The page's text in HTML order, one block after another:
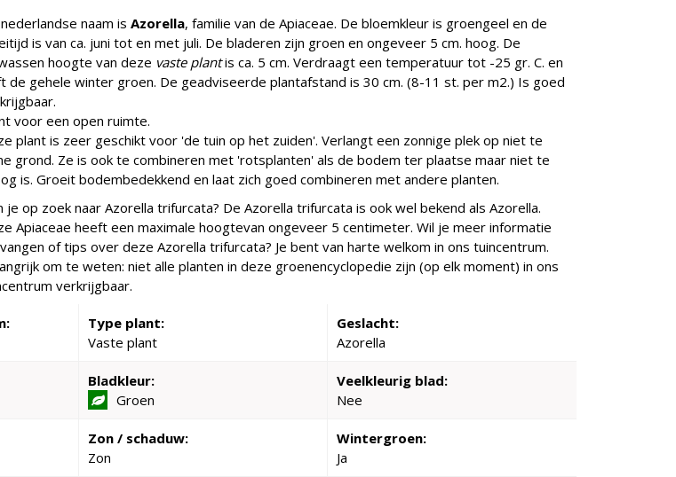
naam is Azorella, familie van de Apiaceae. De bloemkleur is groengeel en de
is van ca. juni tot en met juli. De bladeren zijn groen en ongeveer 5 cm. hoog. De
hoogte van deze vaste plantis ca. 5 cm. Verdraagt een temperatuur tot -25 gr. C. en
de gehele winter groen. De geadviseerde plantafstand is 30 cm. (8-11 st. per m2.) Is goed
voor een open ruimte.
plant is zeer geschikt voor 'de tuin op het zuiden'. Verlangt een zonnige plek op niet te
grond. Ze is ook te combineren met 'rotsplanten' als de bodem ter plaatse maar niet te
is. Groeit bodembedekkend en laat zich goed combineren met andere planten.
je op zoek naar Azorella trifurcata? De Azorella trifurcata is ook wel bekend als Azorella.
Apiaceae heeft een maximale hoogtevan ongeveer 5 centimeter. Wil je meer informatie
of tips over deze Azorella trifurcata? Je bent van harte welkom in ons tuincentrum.
om te weten: niet alle planten in deze groenencyclopedie zijn (op elk moment) in ons
verkrijgbaar.
Type plant:
Vaste plant
Geslacht:
Azorella
Bladkleur:
Groen
Veelkleurig blad:
Nee
Zon / schaduw:
Zon
Wintergroen:
Ja